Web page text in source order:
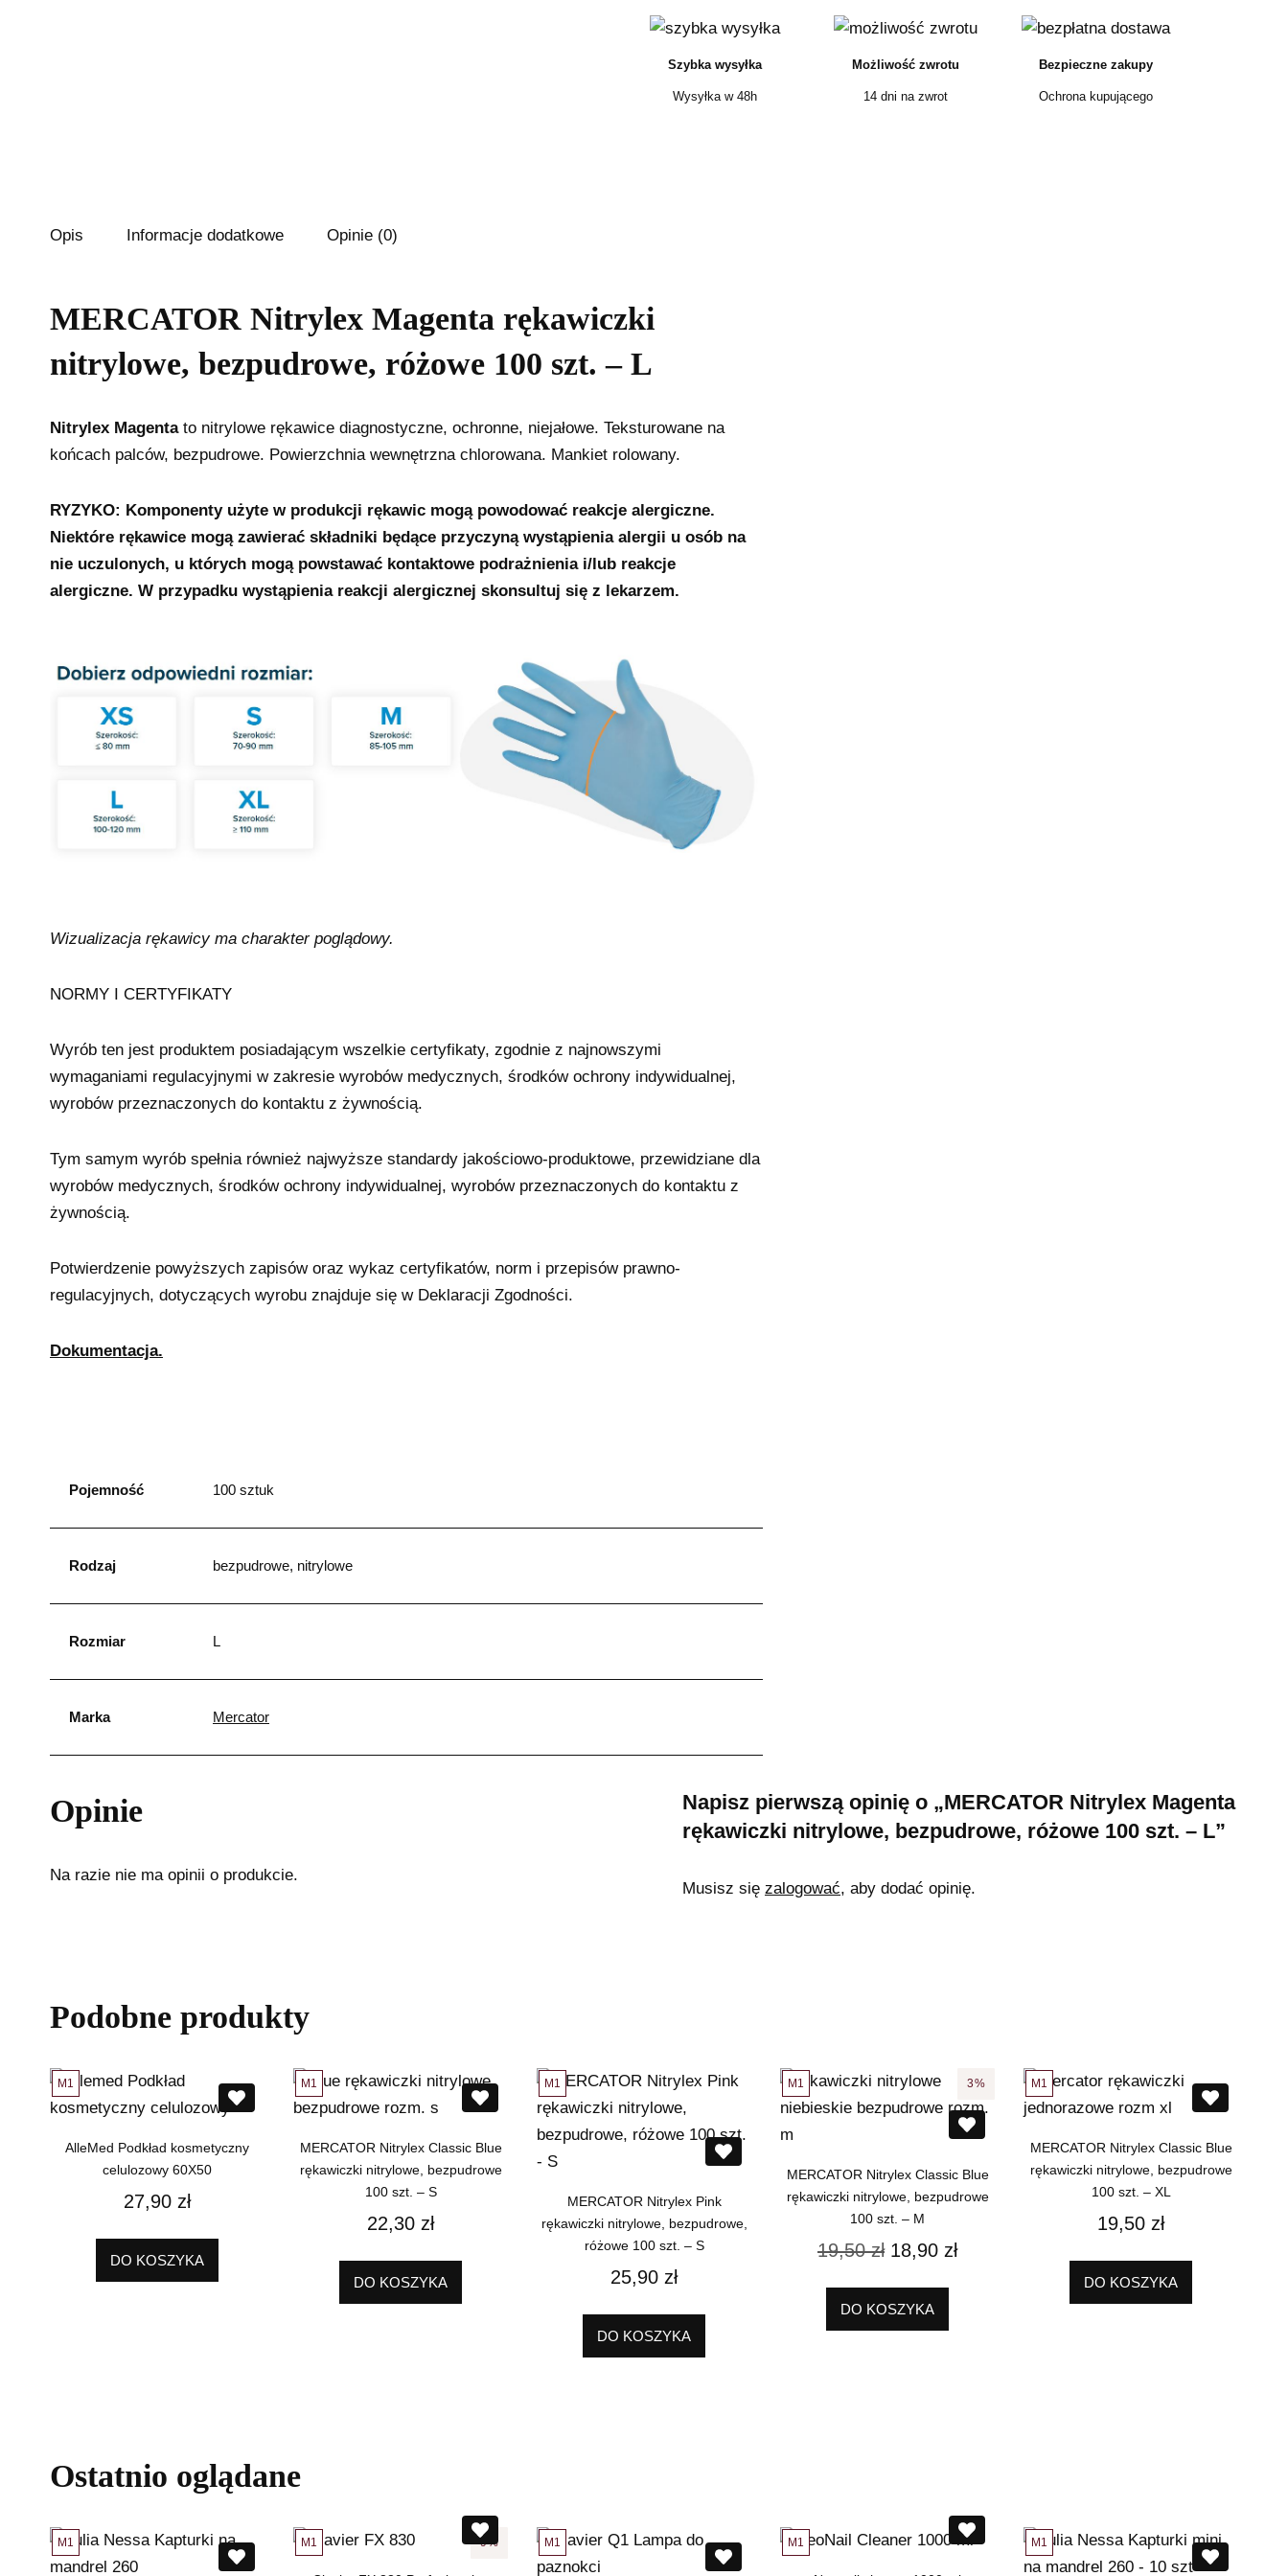
Szybka wysyłka
Wysyłka w 48h
Możliwość zwrotu
14 dni na zwrot
Bezpieczne zakupy
Ochrona kupującego
Opis Informacje dodatkowe Opinie (0)
MERCATOR Nitrylex Magenta rękawiczki
nitrylowe, bezpudrowe, różowe 100 szt. – L
Nitrylex Magentato nitrylowe rękawice diagnostyczne, ochronne, niejałowe. Teksturowane na
końcach palców, bezpudrowe. Powierzchnia wewnętrzna chlorowana. Mankiet rolowany.
RYZYKO: Komponenty użyte w produkcji rękawic mogą powodować reakcje alergiczne.
Niektóre rękawice mogą zawierać składniki będące przyczyną wystąpienia alergii u osób na
nie uczulonych, u których mogą powstawać kontaktowe podrażnienia i/lub reakcje
alergiczne. W przypadku wystąpienia reakcji alergicznej skonsultuj się z lekarzem.
Wizualizacja rękawicy ma charakter poglądowy.
NORMY I CERTYFIKATY
Wyrób ten jest produktem posiadającym wszelkie certyfikaty, zgodnie z najnowszymi
wymaganiami regulacyjnymi w zakresie wyrobów medycznych, środków ochrony indywidualnej,
wyrobów przeznaczonych do kontaktu z żywnością.
Tym samym wyrób spełnia również najwyższe standardy jakościowo-produktowe, przewidziane dla
wyrobów medycznych, środków ochrony indywidualnej, wyrobów przeznaczonych do kontaktu z
żywnością.
Potwierdzenie powyższych zapisów oraz wykaz certyfikatów, norm i przepisów prawno-
regulacyjnych, dotyczących wyrobu znajduje się w Deklaracji Zgodności.
Dokumentacja.
Pojemność 100 sztuk
Rodzaj bezpudrowe, nitrylowe
Rozmiar L
Marka Mercator
Opinie
Na razie nie ma opinii o produkcie.
Napisz pierwszą opinię o „MERCATOR Nitrylex Magenta
rękawiczki nitrylowe, bezpudrowe, różowe 100 szt. – L”
Musisz się zalogować, aby dodać opinię.
Podobne produkty
M1
AlleMed Podkład kosmetyczny
celulozowy 60X50
27,90 zł
DO KOSZYKA
M1
MERCATOR Nitrylex Classic Blue
rękawiczki nitrylowe, bezpudrowe
100 szt. – S
22,30 zł
DO KOSZYKA
M1
MERCATOR Nitrylex Pink
rękawiczki nitrylowe, bezpudrowe,
różowe 100 szt. – S
25,90 zł
DO KOSZYKA
3%
M1
MERCATOR Nitrylex Classic Blue
rękawiczki nitrylowe, bezpudrowe
100 szt. – M
19,50zł 18,90 zł
DO KOSZYKA
M1
MERCATOR Nitrylex Classic Blue
rękawiczki nitrylowe, bezpudrowe
100 szt. – XL
19,50 zł
DO KOSZYKA
Ostatnio oglądane
M1 9%
M1 M1 M1 M1